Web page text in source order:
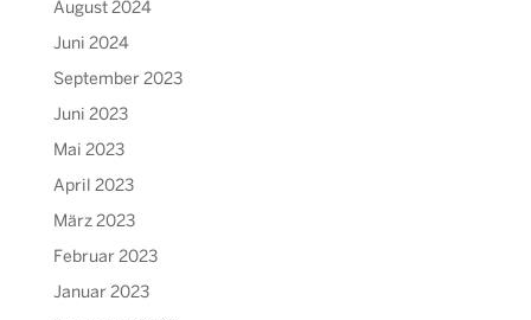
August 2024
Juni 2024
September 2023
Juni 2023
Mai 2023
April 2023
März 2023
Februar 2023
Januar 2023